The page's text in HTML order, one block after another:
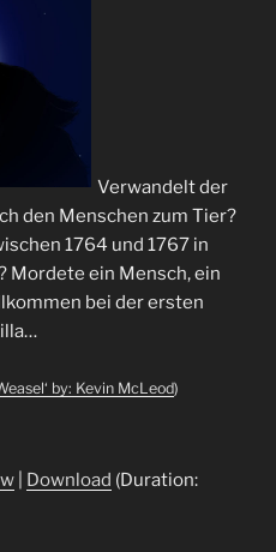
Verwandelt der
den Menschen zum Tier?
1764 und 1767 in
Mordete ein Mensch, ein
bei der ersten
by: Kevin McLeod)
Download (Duration: